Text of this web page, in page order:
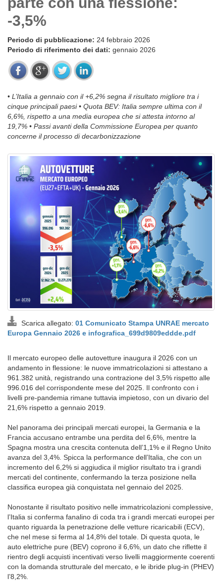
-3,5%
Periodo di pubblicazione: 24 febbraio 2026
Periodo di riferimento dei dati: gennaio 2026
• L’Italia a gennaio con il +6,2% segna il risultato migliore tra i
cinque principali paesi • Quota BEV: Italia sempre ultima con il
6,6%, rispetto a una media europea che si attesta intorno al
19,7% • Passi avanti della Commissione Europea per quanto
concerne il processo di decarbonizzazione
Scarica allegato: 01 Comunicato Stampa UNRAE mercato
Europa Gennaio 2026 e infografica_699d9809eddde.pdf
Il mercato europeo delle autovetture inaugura il 2026 con un
andamento in flessione: le nuove immatricolazioni si attestano a
961.382 unità, registrando una contrazione del 3,5% rispetto alle
996.016 del corrispondente mese del 2025. Il confronto con i
livelli pre-pandemia rimane tuttavia impietoso, con un divario del
21,6% rispetto a gennaio 2019.
Nel panorama dei principali mercati europei, la Germania e la
Francia accusano entrambe una perdita del 6,6%, mentre la
Spagna mostra una crescita contenuta dell’1,1% e il Regno Unito
avanza del 3,4%. Spicca la performance dell’Italia, che con un
incremento del 6,2% si aggiudica il miglior risultato tra i grandi
mercati del continente, confermando la terza posizione nella
classifica europea già conquistata nel gennaio del 2025.
Nonostante il risultato positivo nelle immatricolazioni complessive,
l’Italia si conferma fanalino di coda tra i grandi mercati europei per
quanto riguarda la penetrazione delle vetture ricaricabili (ECV),
che nel mese si ferma al 14,8% del totale. Di questa quota, le
auto elettriche pure (BEV) coprono il 6,6%, un dato che riflette il
rientro degli acquisti incentivati verso livelli maggiormente coerenti
con la domanda strutturale del mercato, e le ibride plug-in (PHEV)
l’8,2%.